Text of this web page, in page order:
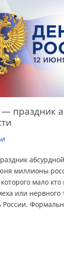
праздник
миллионы
мало
или нервного
России.